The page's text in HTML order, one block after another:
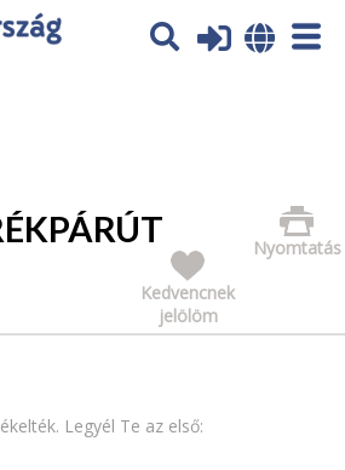
használ. További tájékoztatás itt:
Nyomtatás
Kedvencnek
jelölöm
Legyél Te az első: